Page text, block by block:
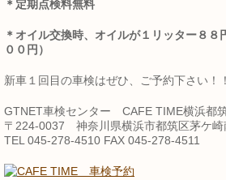
＊定期点検料無料
＊オイル交換時、オイルが１リッター８８
００円）
新車１回目の車検はぜひ、ご予約下さい！！
GTNET車検センター CAFE TIME横浜都
〒224-0037 神奈川県横浜市都筑区茅ケ崎
TEL 045-278-4510 FAX 045-278-4511